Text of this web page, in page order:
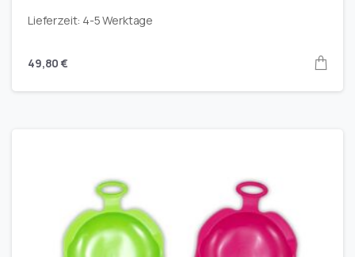
Lieferzeit: 4-5 Werktage
49,80€